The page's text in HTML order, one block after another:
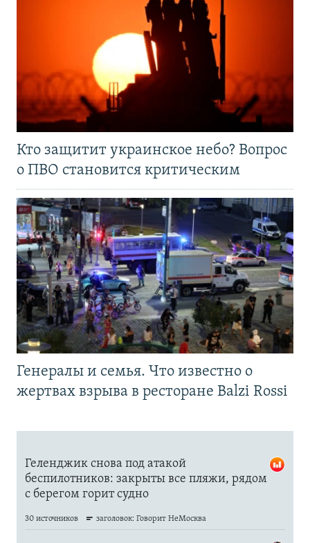
Кто защитит украинское небо? Вопрос
о ПВО становится критическим
Генералы и семья. Что известно о
жертвах взрыва в ресторане Balzi Rossi